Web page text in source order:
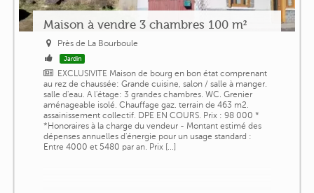
Maison à vendre 3 chambres 100 m²
Près de La Bourboule
Jardin
EXCLUSIVITE Maison de bourg en bon état comprenant
au rez de chaussée: Grande cuisine, salon / salle à manger.
salle d'eau. A l'étage: 3 grandes chambres. WC. Grenier
aménageable isolé. Chauffage gaz. terrain de 463 m2.
assainissement collectif. DPE EN COURS. Prix : 98 000 *
*Honoraires à la charge du vendeur - Montant estimé des
dépenses annuelles d'énergie pour un usage standard :
Entre 4000 et 5480 par an. Prix [...]